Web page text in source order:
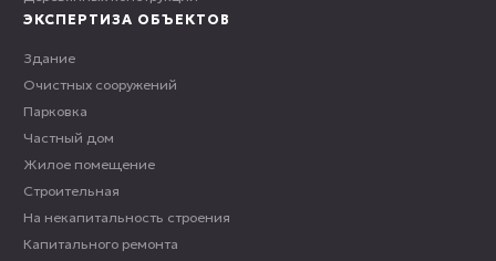
ЭКСПЕРТИЗА ОБЪЕКТОВ
Здание
Очистных сооружений
Парковка
Частный дом
Жилое помещение
Строительная
На некапитальность строения
Капитального ремонта